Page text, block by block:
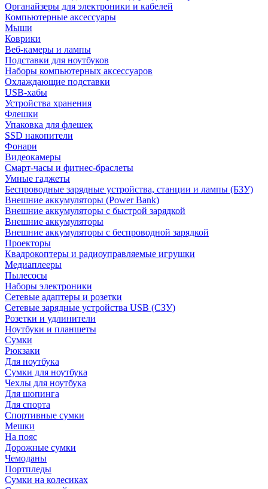
Органайзеры для электроники и кабелей
Компьютерные аксессуары
Мыши
Коврики
Веб-камеры и лампы
Подставки для ноутбуков
Наборы компьютерных аксессуаров
Охлаждающие подставки
USB-хабы
Устройства хранения
Флешки
Упаковка для флешек
SSD накопители
Фонари
Видеокамеры
Смарт-часы и фитнес-браслеты
Умные гаджеты
Беспроводные зарядные устройства, станции и лампы (БЗУ)
Внешние аккумуляторы (Power Bank)
Внешние аккумуляторы с быстрой зарядкой
Внешние аккумуляторы
Внешние аккумуляторы с беспроводной зарядкой
Проекторы
Квадрокоптеры и радиоуправляемые игрушки
Медиаплееры
Пылесосы
Наборы электроники
Сетевые адаптеры и розетки
Сетевые зарядные устройства USB (СЗУ)
Розетки и удлинители
Ноутбуки и планшеты
Сумки
Рюкзаки
Для ноутбука
Сумки для ноутбука
Чехлы для ноутбука
Для шопинга
Для спорта
Спортивные сумки
Мешки
На пояс
Дорожные сумки
Чемоданы
Портпледы
Сумки на колесиках